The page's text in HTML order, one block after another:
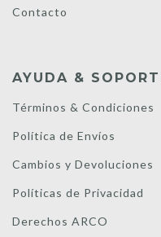
Contacto
AYUDA &
Términos & Condiciones
Política de Envíos
Cambios y Devoluciones
Políticas de Privacidad
Derechos ARCO